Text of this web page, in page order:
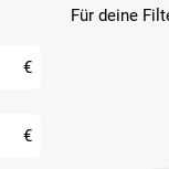
€
€
Für deine